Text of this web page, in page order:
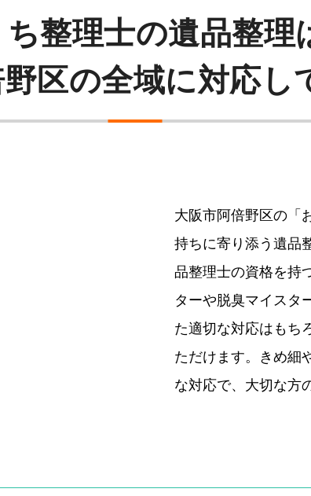
ち整理士の遺品整理
区の全域に対応し
大阪市阿倍野区の「
持ちに寄り添う遺品
品整理士の資格を持
ターや脱臭マイスタ
た適切な対応はもち
ただけます。きめ細
な対応で、大切な方